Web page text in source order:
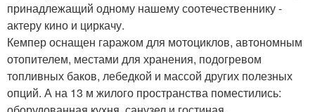
принадлежащий одному нашему соотечественнику -
актеру кино и циркачу.
Кемпер оснащен гаражом для мотоциклов, автономным
отопителем, местами для хранения, подогревом
топливных баков, лебедкой и массой других полезных
опций. А на 13 м жилого пространства поместились: